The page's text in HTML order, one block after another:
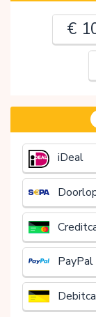
€
iDeal
PayPal